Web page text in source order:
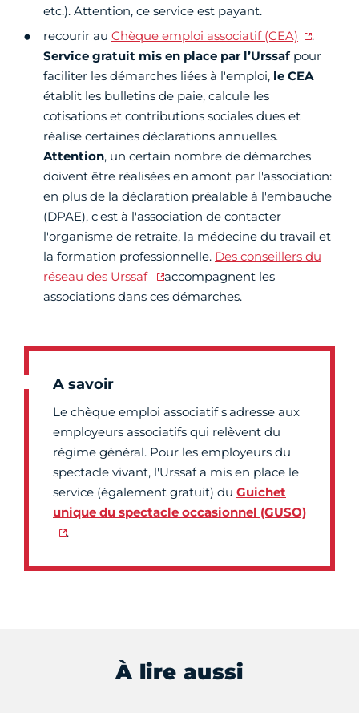
etc.). Attention, ce service est payant.
recourir au Chèque emploi associatif (CEA)
.
Service gratuit mis en place par l’Urssaf pour
faciliter les démarches liées à l'emploi, le CEA
établit les bulletins de paie, calcule les
cotisations et contributions sociales dues et
réalise certaines déclarations annuelles.
Attention, un certain nombre de démarches
doivent être réalisées en amont par l'association:
en plus de la déclaration préalable à l'embauche
(DPAE), c'est à l'association de contacter
l'organisme de retraite, la médecine du travail et
la formation professionnelle. Des conseillers du
réseau des Urssaf
accompagnent les
associations dans ces démarches.
A savoir
Le chèque emploi associatif s'adresse aux
employeurs associatifs qui relèvent du
régime général. Pour les employeurs du
spectacle vivant, l'Urssaf a mis en place le
service (également gratuit) du Guichet
unique du spectacle occasionnel (GUSO)
.
À lire aussi